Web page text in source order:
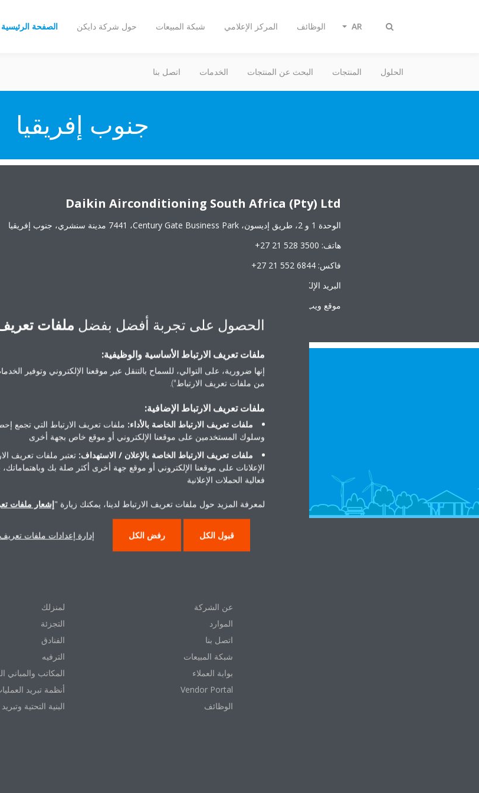
تبديل
الصفحة الرئيسية حول شركة دايكن شبكة المبيعات المركز الإعلامي الوظائف AR
الحلول المنتجات البحث عن المنتجات الخدمات اتصل بنا
جنوب إفريقيا
Daikin Airconditioning South Africa (Pty) Ltd
الوحدة 1 و 2، طريق إديسون، Century Gate Business Park‏، 7441 مدينة سنشري، جنوب إفريقيا
هاتف: ‎+27 21 528 3500
فاكس: ‎+27 21 552 6844
البريد الإلكتروني:
موقع ويب:
اتصل بنا
لمنزلك
التجزئة
الفنادق
الترفيه
المكاتب والمباني
أنظمة تبريد
البنية التحتية
عن الشركة
الموارد
اتصل بنا
شبكة المبيعات
بوابة العملاء
Vendor Portal
الوظائف
الحصول على تجربة أفضل بفضل ملفات
ملفات تعريف الارتباط الأساسية والوظيفية:
إنها ضرورية، على التوالي، للسماح بالتنقل عبر موقعنا الإلكتروني وتوفير
من ملفات تعريف الارتباط").
ملفات تعريف الارتباط الإضافية:
ملفات تعريف الارتباط الخاصة بالأداء: ملفات تعريف الارتباط التي تجمع
وسلوك المستخدمين على موقعنا الإلكتروني أو موقع خاص بجهة أخرى
ملفات تعريف الارتباط الخاصة بالإعلان / الاستهداف: تعتبر ملفات تعريف
الإعلانات على موقعنا الإلكتروني أو موقع جهة أخرى أكثر صلة بك
فعالية الحملات الإعلانية
لمعرفة المزيد حول ملفات تعريف الارتباط لدينا، يمكنك زيارة "إشعار ملفات
قبول الكل رفض الكل إدارة إعدادات ملفات تعريف